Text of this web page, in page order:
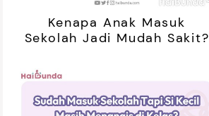
Kenapa Anak Masuk
Sekolah Jadi Mudah Sakit?